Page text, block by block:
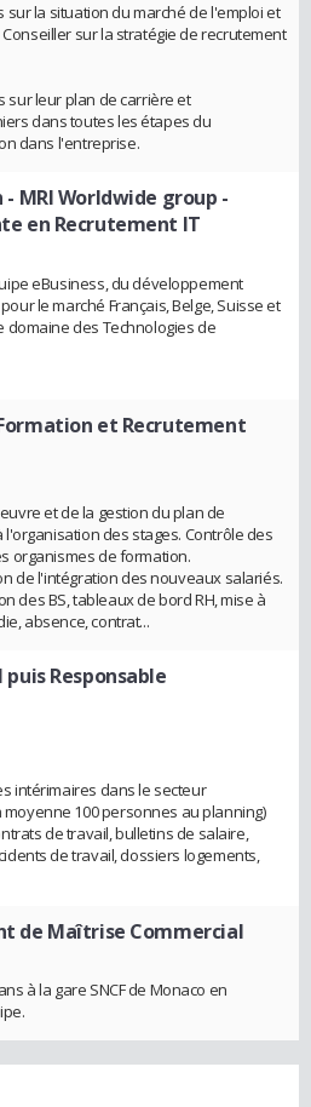
la situation du marché de l'emploi et
sur la stratégie de recrutement
sur leur plan de carrière et
dans toutes les étapes du
dans l'entreprise.
- MRI Worldwide group -
en Recrutement IT
eBusiness, du développement
le marché Français, Belge, Suisse et
domaine des Technologies de
et Recrutement
et de la gestion du plan de
des stages. Contrôle des
organismes de formation.
de l'intégration des nouveaux salariés.
des BS, tableaux de bord RH, mise à
absence, contrat...
Responsable
intérimaires dans le secteur
100 personnes au planning)
de travail, bulletins de salaire,
de travail, dossiers logements,
de Maîtrise Commercial
à la gare SNCF de Monaco en